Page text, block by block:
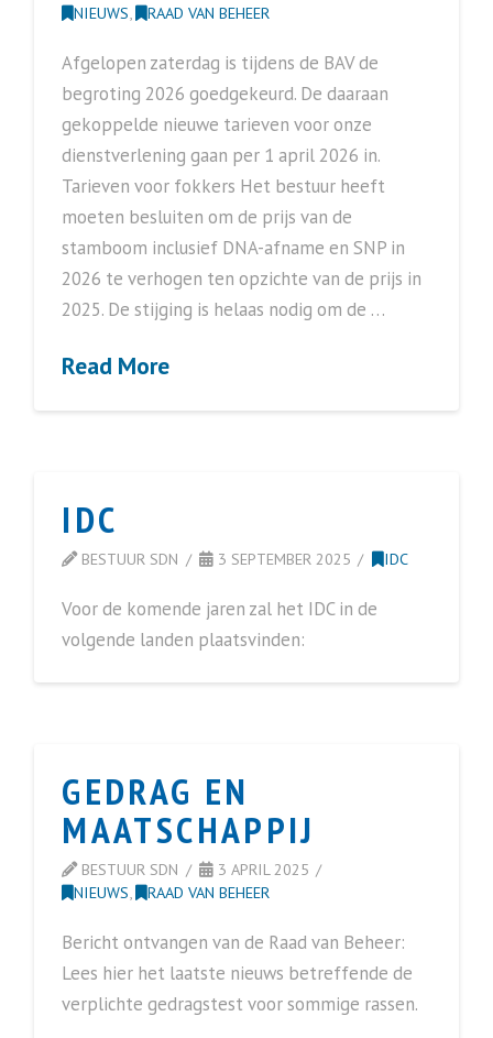
NIEUWS, RAAD VAN BEHEER
Afgelopen zaterdag is tijdens de BAV de
begroting 2026 goedgekeurd. De daaraan
gekoppelde nieuwe tarieven voor onze
dienstverlening gaan per 1 april 2026 in.
Tarieven voor fokkers Het bestuur heeft
moeten besluiten om de prijs van de
stamboom inclusief DNA-afname en SNP in
2026 te verhogen ten opzichte van de prijs in
2025. De stijging is helaas nodig om de …
Read More
IDC
BESTUUR SDN 3 SEPTEMBER 2025 IDC
Voor de komende jaren zal het IDC in de
volgende landen plaatsvinden:
GEDRAG EN
MAATSCHAPPIJ
BESTUUR SDN
3 APRIL 2025
NIEUWS, RAAD VAN BEHEER
Bericht ontvangen van de Raad van Beheer:
Lees hier het laatste nieuws betreffende de
verplichte gedragstest voor sommige rassen.